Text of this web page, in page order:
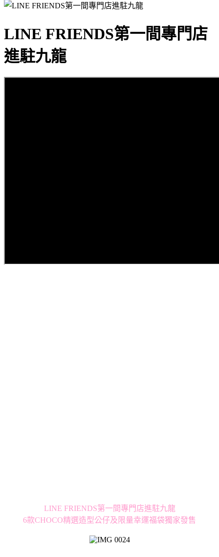
LINE FRIENDS第一間專門店
進駐九龍
LINE FRIENDS第一間專門店進駐九龍
6款CHOCO精選造型公仔及限量幸運福袋獨家發售